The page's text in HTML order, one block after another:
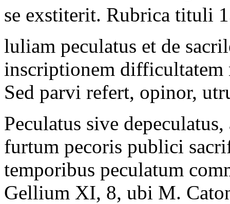
se exstiterit. Rubrica tituli
luliam peculatus et de
inscriptionem difficultatem
Sed parvi refert, opinor,
Peculatus sive
furtum pecoris publici
temporibus peculatum
Gellium XI, 8, ubi M.